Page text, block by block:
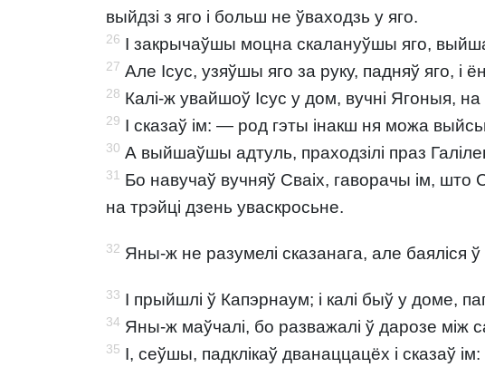
выйдзі з яго і больш не ўваходзь у яго.
26 I закрычаўшы моцна скалануўшы яго,
27 Але Ісус, узяўшы яго за руку, падняў яго, і
28 Калі-ж увайшоў Ісус у дом, вучні Ягоныя,
29 I сказаў ім: — род гэты інакш ня можа
30 А выйшаўшы адтуль, праходзілі праз
31 Бо навучаў вучняў Сваіх, гаворачы ім,
на трэйці дзень уваскросьне.
32 Яны-ж не разумелі сказанага, але баяліся
33 I прыйшлі ў Капэрнаум; і калі быў у доме,
34 Яны-ж маўчалі, бо разважалі ў дарозе між
35 I, сеўшы, падклікаў дванаццацёх і сказаў